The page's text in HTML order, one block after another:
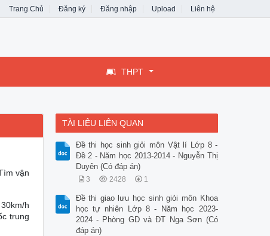
Trang Chủ Đăng ký Đăng nhập Upload Liên hệ
THPT
vận
h
trung
TÀI LIỆU LIÊN QUAN
Đề thi học sinh giỏi môn Vật lí Lớp 8 -
Đề 2 - Năm học 2013-2014 - Nguyễn Thị
Duyên (Có đáp án)
3 2428 1
Đề thi giao lưu học sinh giỏi môn Khoa
học tự nhiên Lớp 8 - Năm học 2023-
2024 - Phòng GD và ĐT Nga Sơn (Có
đáp án)